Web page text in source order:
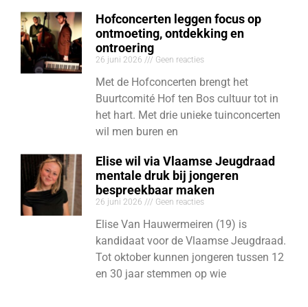
Hofconcerten leggen focus op
ontmoeting, ontdekking en
ontroering
26 juni 2026 Geen reacties
Met de Hofconcerten brengt het
Buurtcomité Hof ten Bos cultuur tot in
het hart. Met drie unieke tuinconcerten
wil men buren en
Elise wil via Vlaamse Jeugdraad
mentale druk bij jongeren
bespreekbaar maken
26 juni 2026 Geen reacties
Elise Van Hauwermeiren (19) is
kandidaat voor de Vlaamse Jeugdraad.
Tot oktober kunnen jongeren tussen 12
en 30 jaar stemmen op wie